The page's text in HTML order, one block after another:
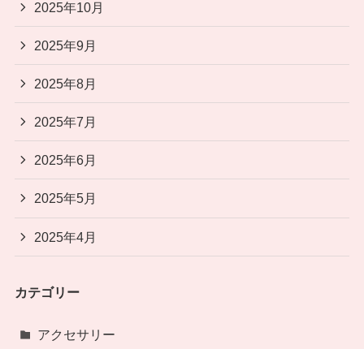
2025年10月
2025年9月
2025年8月
2025年7月
2025年6月
2025年5月
2025年4月
カテゴリー
アクセサリー